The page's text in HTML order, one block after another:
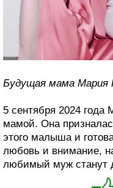
Будущая мама Мария
5 сентября 2024 года
мамой. Она
этого малыша и
любовь и внимание,
любимый муж станут